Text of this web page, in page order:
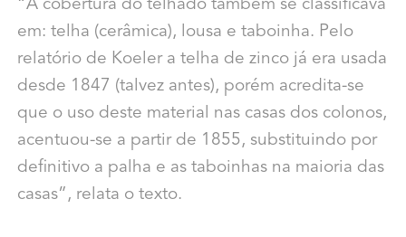
“A cobertura do telhado também se classificava
em: telha (cerâmica), lousa e taboinha. Pelo
relatório de Koeler a telha de zinco já era usada
desde 1847 (talvez antes), porém acredita-se
que o uso deste material nas casas dos colonos,
acentuou-se a partir de 1855, substituindo por
definitivo a palha e as taboinhas na maioria das
casas”, relata o texto.